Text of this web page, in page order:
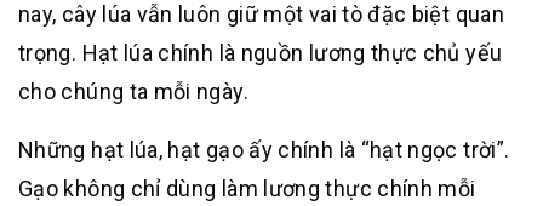
nay, cây lúa vẫn luôn giữ một vai tò đặc biệt quan
trọng. Hạt lúa chính là nguồn lương thực chủ yếu
cho chúng ta mỗi ngày.
Những hạt lúa, hạt gạo ấy chính là “hạt ngọc trời”.
Gạo không chỉ dùng làm lương thực chính mỗi